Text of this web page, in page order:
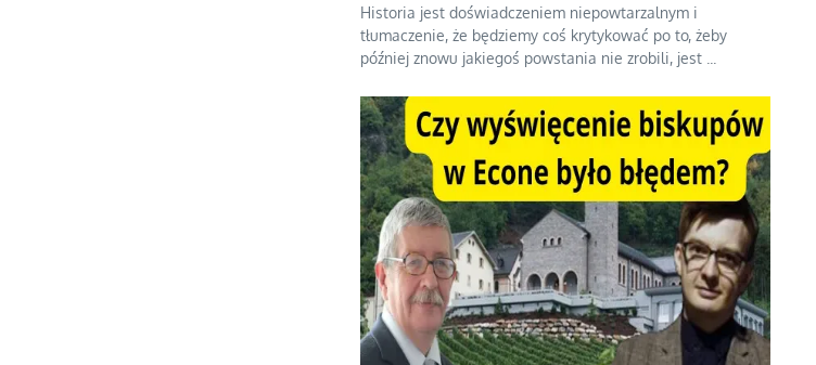
Historia jest doświadczeniem niepowtarzalnym i
tłumaczenie, że będziemy coś krytykować po to, żeby
później znowu jakiegoś powstania nie zrobili, jest